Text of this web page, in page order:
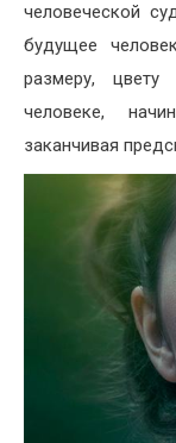
человеческой
будущее
размеру,
человеке,
заканчивая